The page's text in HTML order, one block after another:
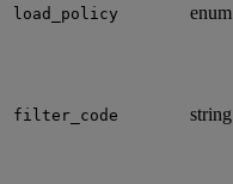
load_policy enum
filter_code string